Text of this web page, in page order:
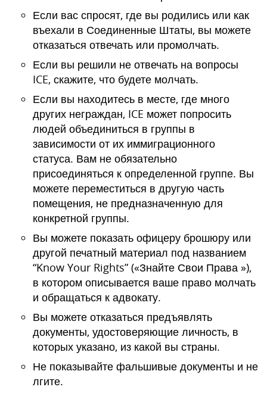
Если вас спросят, где вы родились или как
въехали в Соединенные Штаты, вы можете
отказаться отвечать или промолчать.
Если вы решили не отвечать на вопросы
ICE, скажите, что будете молчать.
Если вы находитесь в месте, где много
других неграждан, ICE может попросить
людей объединиться в группы в
зависимости от их иммиграционного
статуса. Вам не обязательно
присоединяться к определенной группе. Вы
можете переместиться в другую часть
помещения, не предназначенную для
конкретной группы.
Вы можете показать офицеру брошюру или
другой печатный материал под названием
“Know Your Rights” («Знайте Свои Права »),
в котором описывается ваше право молчать
и обращаться к адвокату.
Вы можете отказаться предъявлять
документы, удостоверяющие личность, в
которых указано, из какой вы страны.
Не показывайте фальшивые документы и не
лгите.